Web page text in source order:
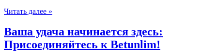
Читать далее »
Ваша удача начинается здесь:
Присоединяйтесь к Betunlim!